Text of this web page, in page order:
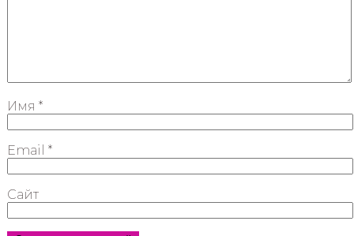
Имя *
Email *
Сайт